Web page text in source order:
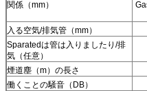
関係（mm）
入る空気/排気管（mm）
Sparatedは管は入りましたり/排
気（任意）
煙道塵（m）の長さ
働くことの騒音（DB）